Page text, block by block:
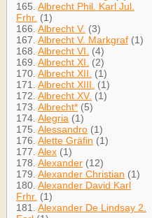
165. Albrecht Phil. Karl Jul.
Frhr. (1)
166. Albrecht V. (3)
167. Albrecht V. Markgraf (1)
168. Albrecht VI.
(4)
169. Albrecht XI.
(2)
170. Albrecht XII.
(1)
171. Albrecht XIII.
(1)
172. Albrecht XV. (1)
173. Albrecht* (5)
174. Alegria (1)
175. Alessandro (1)
176. Alette Gräfin (1)
177. Alex (1)
178. Alexander (12)
179. Alexander Christian (1)
180. Alexander David Karl
Frhr. (1)
181. Alexander De Lindsay 2.